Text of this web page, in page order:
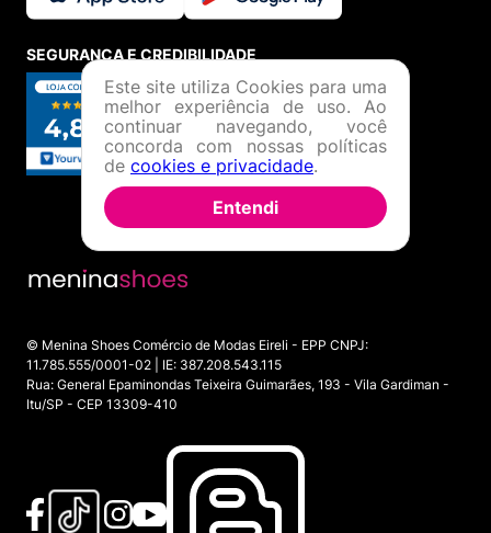
SEGURANÇA E CREDIBILIDADE
© Menina Shoes Comércio de Modas Eireli - EPP CNPJ:
11.785.555/0001-02 | IE: 387.208.543.115
Rua: General Epaminondas Teixeira Guimarães, 193 - Vila Gardiman -
Itu/SP - CEP 13309-410
Este site utiliza Cookies para uma
melhor experiência de uso. Ao
continuar navegando, você
concorda com nossas políticas
de cookies e privacidade.
Entendi